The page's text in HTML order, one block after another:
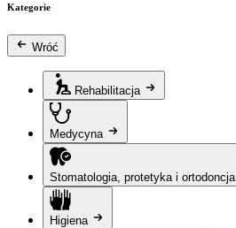
Kategorie
Wróć
Rehabilitacja
Medycyna
Stomatologia, protetyka i ortodoncja
Higiena